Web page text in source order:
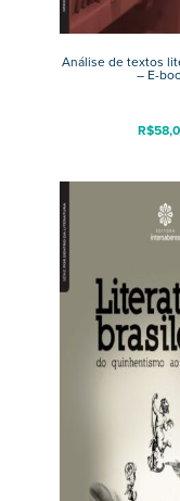
Análise de textos
– E-
R$